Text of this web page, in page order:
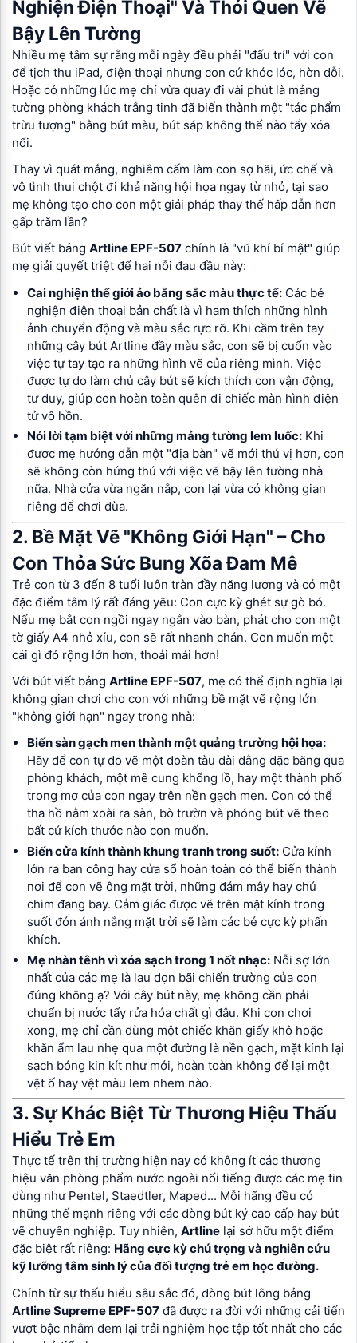
Nghiện Điện Thoại" Và Thói Quen Vẽ
Bậy Lên Tường
Nhiều mẹ tâm sự rằng mỗi ngày đều phải "đấu trí" với con
để tịch thu iPad, điện thoại nhưng con cứ khóc lóc, hờn dỗi.
Hoặc có những lúc mẹ chỉ vừa quay đi vài phút là mảng
tường phòng khách trắng tinh đã biến thành một "tác phẩm
trừu tượng" bằng bút màu, bút sáp không thể nào tẩy xóa
nổi.
Thay vì quát mắng, nghiêm cấm làm con sợ hãi, ức chế và
vô tình thui chột đi khả năng hội họa ngay từ nhỏ, tại sao
mẹ không tạo cho con một giải pháp thay thế hấp dẫn hơn
gấp trăm lần?
Bút viết bảng Artline EPF-507 chính là "vũ khí bí mật" giúp
mẹ giải quyết triệt để hai nỗi đau đầu này:
Cai nghiện thế giới ảo bằng sắc màu thực tế:Các bé
nghiện điện thoại bản chất là vì ham thích những hình
ảnh chuyển động và màu sắc rực rỡ. Khi cầm trên tay
những cây bút Artline đầy màu sắc, con sẽ bị cuốn vào
việc tự tay tạo ra những hình vẽ của riêng mình. Việc
được tự do làm chủ cây bút sẽ kích thích con vận động,
tư duy, giúp con hoàn toàn quên đi chiếc màn hình điện
tử vô hồn.
Nói lời tạm biệt với những mảng tường lem luốc:Khi
được mẹ hướng dẫn một "địa bàn" vẽ mới thú vị hơn, con
sẽ không còn hứng thú với việc vẽ bậy lên tường nhà
nữa. Nhà cửa vừa ngăn nắp, con lại vừa có không gian
riêng để chơi đùa.
2. Bề Mặt Vẽ "Không Giới Hạn" – Cho
Con Thỏa Sức Bung Xõa Đam Mê
Trẻ con từ 3 đến 8 tuổi luôn tràn đầy năng lượng và có một
đặc điểm tâm lý rất đáng yêu: Con cực kỳ ghét sự gò bó.
Nếu mẹ bắt con ngồi ngay ngắn vào bàn, phát cho con một
tờ giấy A4 nhỏ xíu, con sẽ rất nhanh chán. Con muốn một
cái gì đó rộng lớn hơn, thoải mái hơn!
Với bút viết bảng Artline EPF-507, mẹ có thể định nghĩa lại
không gian chơi cho con với những bề mặt vẽ rộng lớn
"không giới hạn" ngay trong nhà:
Biến sàn gạch men thành một quảng trường hội họa:
Hãy để con tự do vẽ một đoàn tàu dài dằng dặc băng qua
phòng khách, một mê cung khổng lồ, hay một thành phố
trong mơ của con ngay trên nền gạch men. Con có thể
tha hồ nằm xoài ra sàn, bò trườn và phóng bút vẽ theo
bất cứ kích thước nào con muốn.
Biến cửa kính thành khung tranh trong suốt:Cửa kính
lớn ra ban công hay cửa sổ hoàn toàn có thể biến thành
nơi để con vẽ ông mặt trời, những đám mây hay chú
chim đang bay. Cảm giác được vẽ trên mặt kính trong
suốt đón ánh nắng mặt trời sẽ làm các bé cực kỳ phấn
khích.
Mẹ nhàn tênh vì xóa sạch trong 1 nốt nhạc:Nỗi sợ lớn
nhất của các mẹ là lau dọn bãi chiến trường của con
đúng không ạ? Với cây bút này, mẹ không cần phải
chuẩn bị nước tẩy rửa hóa chất gì đâu. Khi con chơi
xong, mẹ chỉ cần dùng một chiếc khăn giấy khô hoặc
khăn ẩm lau nhẹ qua một đường là nền gạch, mặt kính lại
sạch bóng kin kít như mới, hoàn toàn không để lại một
vệt ố hay vệt màu lem nhem nào.
3. Sự Khác Biệt Từ Thương Hiệu Thấu
Hiểu Trẻ Em
Thực tế trên thị trường hiện nay có không ít các thương
hiệu văn phòng phẩm nước ngoài nổi tiếng được các mẹ tin
dùng như Pentel, Staedtler, Maped... Mỗi hãng đều có
những thế mạnh riêng với các dòng bút ký cao cấp hay bút
vẽ chuyên nghiệp. Tuy nhiên, Artline lại sở hữu một điểm
đặc biệt rất riêng: Hãng cực kỳ chú trọng và nghiên cứu
kỹ lưỡng tâm sinh lý của đối tượng trẻ em học đường.
Chính từ sự thấu hiểu sâu sắc đó, dòng bút lông bảng
Artline Supreme EPF-507 đã được ra đời với những cải tiến
vượt bậc nhằm đem lại trải nghiệm học tập tốt nhất cho các